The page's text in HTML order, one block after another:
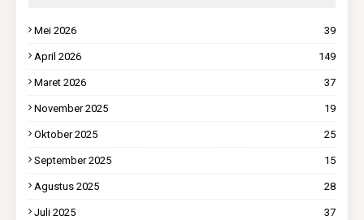
Mei 2026 39
April 2026 149
Maret 2026 37
November 2025 19
Oktober 2025 25
September 2025 15
Agustus 2025 28
Juli 2025 37